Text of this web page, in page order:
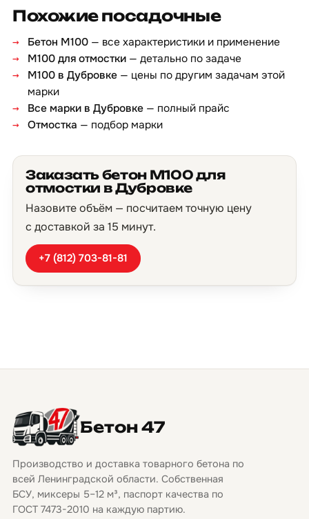
Похожие посадочные
Бетон М100 — все характеристики и применение
М100 для отмостки — детально по задаче
М100 в Дубровке — цены по другим задачам этой
марки
Все марки в Дубровке — полный прайс
Отмостка — подбор марки
Заказать бетон М100 для
отмостки в Дубровке
Назовите объём — посчитаем точную цену
с доставкой за 15 минут.
+7 (812) 703-81-81
Бетон 47
Производство и доставка товарного бетона по
всей Ленинградской области. Собственная
БСУ, миксеры 5–12 м³, паспорт качества по
ГОСТ 7473-2010 на каждую партию.